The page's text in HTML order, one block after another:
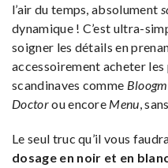
l’air du temps, absolument
dynamique ! C’est ultra-
soigner les détails en
accessoirement acheter
scandinaves comme
Doctorou encore Menu,
Le seul truc qu’il vous
dosage en noir et en